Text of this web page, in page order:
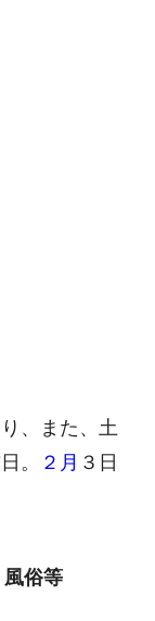
、また、土
日。 ２月 ３日
俗等